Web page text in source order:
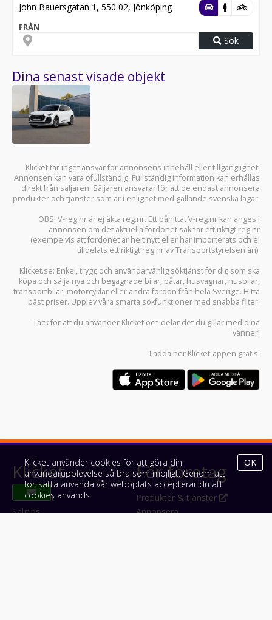
John Bauersgatan 1, 550 02, Jönköping
FRÅN
Sök
Dina senast visade objekt
Klicket tar inget ansvar för annonsens innehåll eller tillgänglighet.
Annonsen kan vara ofullständig. Fullständig information kan erhållas
direkt från säljaren. Säljaren ansvarar för att de endast annonsera
produkter och tjänster som är i enlighet med gällande svenska lagar.
OBS! V-reg.nr är ej äkta reg.nr. Ett påhittat V-reg.nr kan anges i
annonsen om det aktuella fordonet saknar ett riktigt reg.nr
(exempelvis att fordonet är helt nytt eller har importerats och ej
tilldelats ett riktigt reg.nr av Transportstyrelsen än).
Klicket.se: Enkel, trygg och användarvänlig söktjänst för dig som ska
köpa och sälja nya och begagnade bilar, båtar, husvagnar, husbilar,
transportbilar, motorcyklar eller andra fordon från hela Sverige. Hitta
bäst priser. Upplev våra smarta sökfunktioner med snabba filter.
Tack för att du använder Klicket och delar det du gillar med dina
vänner!
Ladda ner Klicket-appen gratis:
Klicket
Om Klicket
Säljtips
För företag
Produkter & tjänster
Annonsera
Klicket använder cookies för att göra din
användarupplevelse så bra som möjligt. Genom att
fortsätta använda vår webbplats accepterar du att
cookies används.
OK